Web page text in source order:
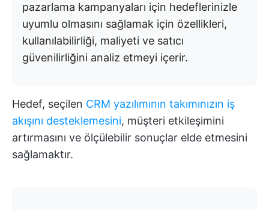
pazarlama kampanyaları için hedeflerinizle
uyumlu olmasını sağlamak için özellikleri,
kullanılabilirliği, maliyeti ve satıcı
güvenilirliğini analiz etmeyi içerir.
Hedef, seçilen CRM yazılımının takımınızın iş
akışını desteklemesini, müşteri etkileşimini
artırmasını ve ölçülebilir sonuçlar elde etmesini
sağlamaktır.